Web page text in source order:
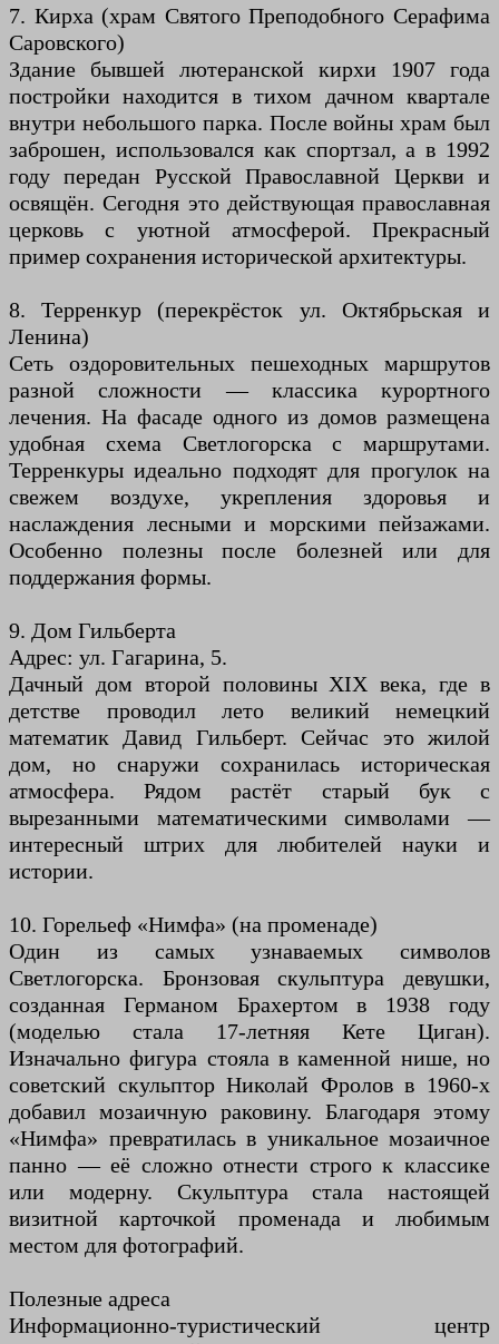
7. Кирха (храм Святого Преподобного Серафима
Саровского)
Здание бывшей лютеранской кирхи 1907 года
постройки находится в тихом дачном квартале
внутри небольшого парка. После войны храм был
заброшен, использовался как спортзал, а в 1992
году передан Русской Православной Церкви и
освящён. Сегодня это действующая православная
церковь с уютной атмосферой. Прекрасный
пример сохранения исторической архитектуры.
8. Терренкур (перекрёсток ул. Октябрьская и
Ленина)
Сеть оздоровительных пешеходных маршрутов
разной сложности — классика курортного
лечения. На фасаде одного из домов размещена
удобная схема Светлогорска с маршрутами.
Терренкуры идеально подходят для прогулок на
свежем воздухе, укрепления здоровья и
наслаждения лесными и морскими пейзажами.
Особенно полезны после болезней или для
поддержания формы.
9. Дом Гильберта
Адрес: ул. Гагарина, 5.
Дачный дом второй половины XIX века, где в
детстве проводил лето великий немецкий
математик Давид Гильберт. Сейчас это жилой
дом, но снаружи сохранилась историческая
атмосфера. Рядом растёт старый бук с
вырезанными математическими символами —
интересный штрих для любителей науки и
истории.
10. Горельеф «Нимфа» (на променаде)
Один из самых узнаваемых символов
Светлогорска. Бронзовая скульптура девушки,
созданная Германом Брахертом в 1938 году
(моделью стала 17-летняя Кете Циган).
Изначально фигура стояла в каменной нише, но
советский скульптор Николай Фролов в 1960-х
добавил мозаичную раковину. Благодаря этому
«Нимфа» превратилась в уникальное мозаичное
панно — её сложно отнести строго к классике
или модерну. Скульптура стала настоящей
визитной карточкой променада и любимым
местом для фотографий.
Полезные адреса
Информационно-туристический центр